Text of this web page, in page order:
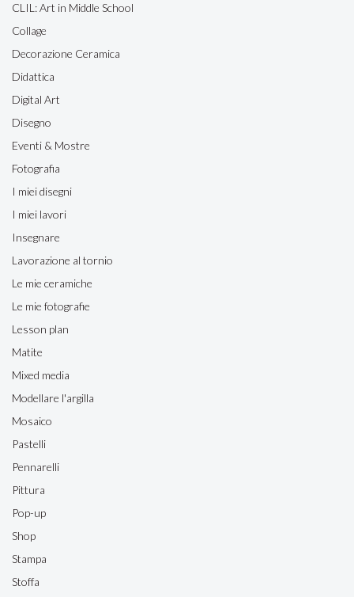
CLIL: Art in Middle School
Collage
Decorazione Ceramica
Didattica
Digital Art
Disegno
Eventi & Mostre
Fotografia
I miei disegni
I miei lavori
Insegnare
Lavorazione al tornio
Le mie ceramiche
Le mie fotografie
Lesson plan
Matite
Mixed media
Modellare l'argilla
Mosaico
Pastelli
Pennarelli
Pittura
Pop-up
Shop
Stampa
Stoffa